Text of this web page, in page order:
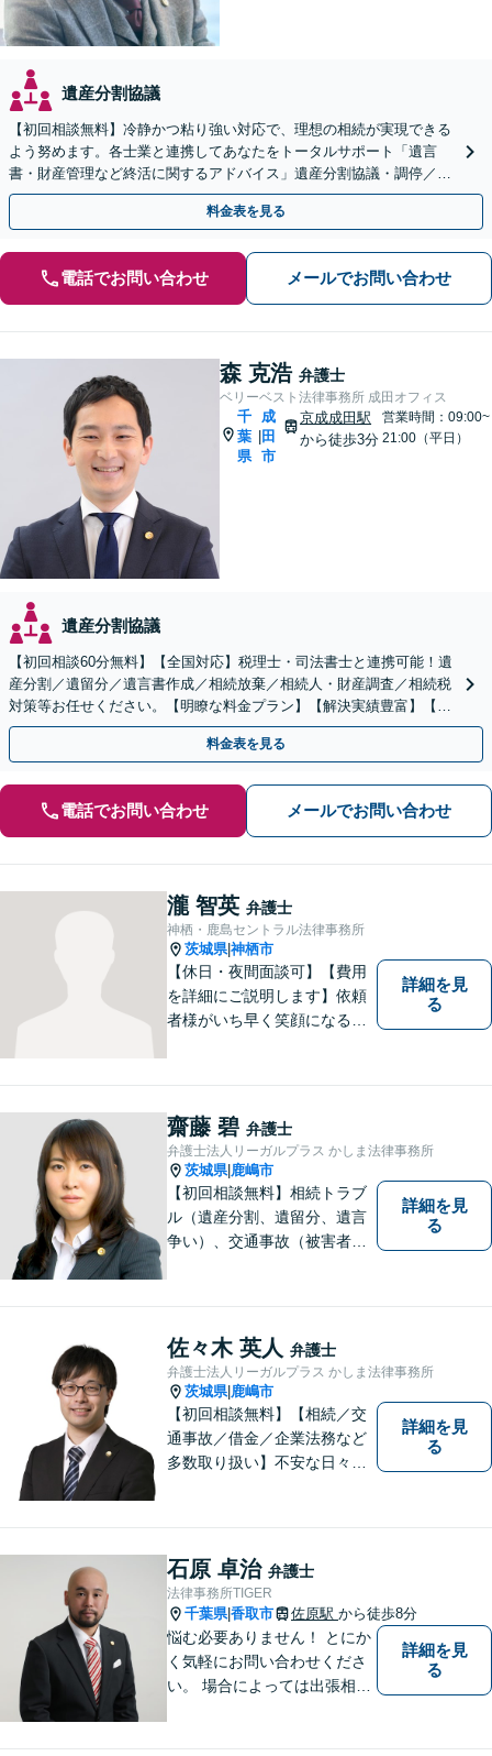
遺産分割協議
【初回相談無料】冷静かつ粘り強い対応で、理想の相続が実現できる
よう努めます。各士業と連携してあなたをトータルサポート「遺言
書・財産管理など終活に関するアドバイス」遺産分割協議・調停／不
動産相続／遺言書作成／後見／事業承継【ビデオ面談対応】
料金表を見る
電話でお問い合わせ メールでお問い合わせ
森 克浩 弁護士
ベリーベスト法律事務所 成田オフィス
千
葉
県
成
田
市
京成成田駅
から徒歩3分
営業時間：09:00~
21:00（平日）
遺産分割協議
【初回相談60分無料】【全国対応】税理士・司法書士と連携可能！遺
産分割／遺留分／遺言書作成／相続放棄／相続人・財産調査／相続税
対策等お任せください。【明瞭な料金プラン】【解決実績豊富】【電
話相談可】
料金表を見る
電話でお問い合わせ メールでお問い合わせ
瀧 智英 弁護士
神栖・鹿島セントラル法律事務所
茨城県|神栖市
【休日・夜間面談可】【費用
を詳細にご説明します】依頼
者様がいち早く笑顔になるよ
す。鹿行地区に限らず、千葉
県香取市や銚子市などにお住
まいの皆さまからのご相談も
積極的にお受けしています。
詳細を見
る
齋藤 碧 弁護士
弁護士法人リーガルプラス かしま法律事務所
茨城県| 鹿嶋市
【初回相談無料】相続トラブ
ル（遺産分割、遺留分、遺言
争い）、交通事故（被害者
す。
詳細を見
る
佐々木 英人 弁護士
弁護士法人リーガルプラス かしま法律事務所
茨城県| 鹿嶋市
【初回相談無料】【相続／交
通事故／借金／企業法務など
多数取り扱い】不安な日々を
ちを尊重して解決へと動いて
まいります。法律的知見のア
ップデートを怠りません。
詳細を見
る
石原 卓治 弁護士
法律事務所TIGER
千葉県|香取市 佐原駅 から徒歩8分
悩む必要ありません！ とにか
く気軽にお問い合わせくださ
い。 場合によっては出張相談
詳細を見
る